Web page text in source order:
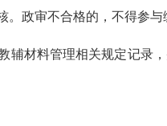
政审不合格的，不得参
材料管理相关规定记录